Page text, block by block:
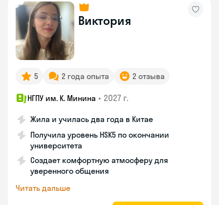
Виктория
5 2 года опыта 2 отзыва
НГПУ им. К. Минина • 2027 г.
Жила и училась два года в Китае
Получила уровень HSK5 по окончании
университета
Создает комфортную атмосферу для
уверенного общения
Читать дальше